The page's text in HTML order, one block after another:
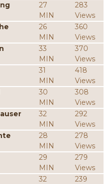
27
MIN
283
Views
26
MIN
360
Views
33
MIN
370
Views
31
MIN
418
Views
30
MIN
308
Views
32
MIN
292
Views
28
MIN
278
Views
29
MIN
279
Views
32
239